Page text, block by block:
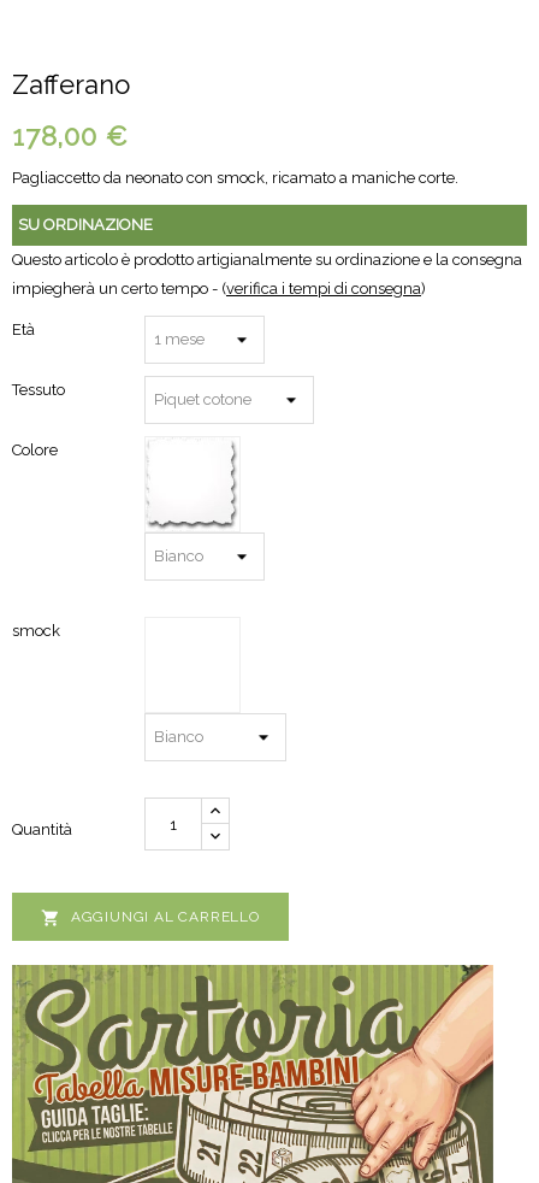
Zafferano
178,00 €
Pagliaccetto da neonato con smock, ricamato a maniche corte.
SU ORDINAZIONE
Questo articolo è prodotto artigianalmente su ordinazione e la consegna
impiegherà un certo tempo - (verifica i tempi di consegna)
Età
Tessuto
Colore
smock
Quantità
 AGGIUNGI AL CARRELLO